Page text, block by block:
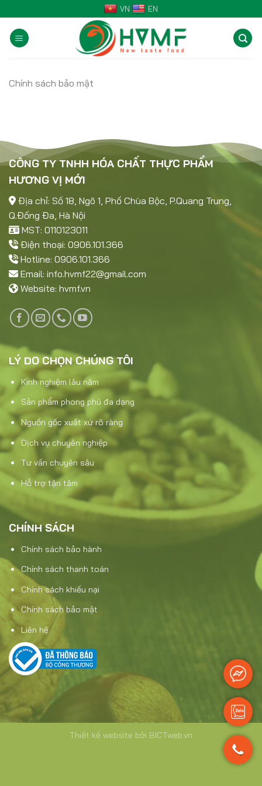
to
content
VN EN
Chính sách bảo mật
CÔNG TY TNHH HÓA CHẤT THỰC PHẨM
HƯƠNG VỊ MỚI
Địa chỉ: Số 18, Ngõ 1, Phố Chùa Bộc, P.Quang Trung,
Q.Đống Đa, Hà Nội
MST: 0110123011
Điện thoại: 0906.101.366
Hotline: 0906.101.366
Email: info.hvmf22@gmail.com
Website: hvmf.vn
LÝ DO CHỌN CHÚNG TÔI
Kinh nghiệm lâu năm
Sản phẩm phong phú đa dạng
Nguồn gốc xuất xứ rõ ràng
Dịch vụ chuyên nghiệp
Tư vấn chuyên sâu
Hỗ trợ tận tâm
CHÍNH SÁCH
Chính sách bảo hành
Chính sách thanh toán
Chính sách khiếu nại
Chính sách bảo mật
Liên hệ
Thiết kế website bởi BICTweb.vn